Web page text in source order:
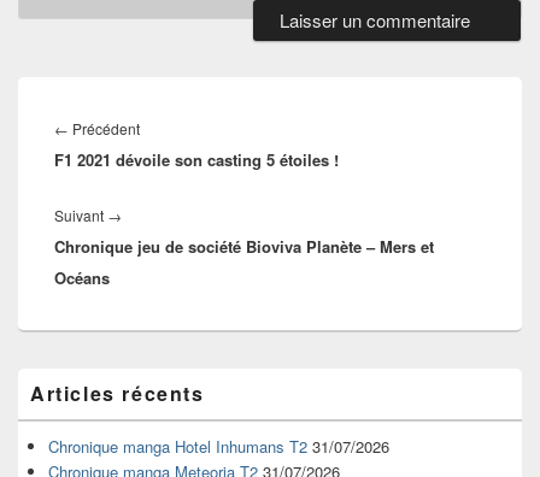
de
l’article
← PrécédentArticle
précédent :
F1 2021 dévoile son casting 5 étoiles !
Suivant →
suivant :
Chronique jeu de société Bioviva Planète – Mers et
Océans
principale
de
widget
pour
Articles récents
Chronique manga Hotel Inhumans T2 31/07/2026
Chronique manga Meteoria T2 31/07/2026